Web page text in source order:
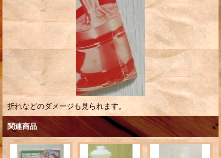
折れなどのダメージも見られます。
関連商品